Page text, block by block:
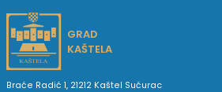
GRAD
KAŠTELA
Braće Radić 1, 21212 Kaštel Sućurac